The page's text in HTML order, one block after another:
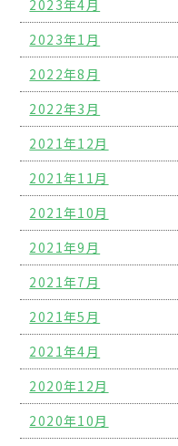
2023年4月
2023年1月
2022年8月
2022年3月
2021年12月
2021年11月
2021年10月
2021年9月
2021年7月
2021年5月
2021年4月
2020年12月
2020年10月